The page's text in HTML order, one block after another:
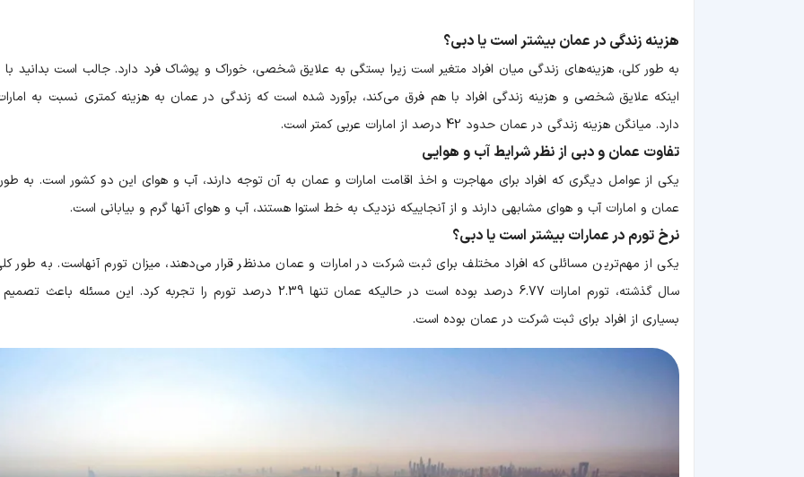
هزینه زندگی در عمان بیشتر است یا دبی؟
به طور کلی، هزینه‌های زندگی میان افراد متغیر است زیرا بستگی به علایق شخصی، خوراک و پوشاک فرد دارد. جالب است بدانید
اینکه علایق شخصی و هزینه زندگی افراد با هم فرق می‌کند، برآورد شده است که زندگی در عمان به هزینه کمتری نسبت به
دارد. میانگن هزینه زندگی در عمان حدود 42 درصد از امارات عربی کمتر است.
تفاوت عمان و دبی از نظر شرایط آب و هوایی
یکی از عوامل دیگری که افراد برای مهاجرت و اخذ اقامت امارات و عمان به آن توجه دارند، آب و هوای این دو کشور است. به
عمان و امارات آب و هوای مشابهی دارند و از آنجاییکه نزدیک به خط استوا هستند، آب و هوای آنها گرم و بیابانی است.
نرخ تورم در عمارات بیشتر است یا دبی؟
یکی از مهم‌ترین مسائلی که افراد مختلف برای ثبت شرکت در امارات و عمان مدنظر قرار می‌دهند، میزان تورم آنهاست. به طور
سال گذشته، تورم امارات 6.77 درصد بوده است در حالیکه عمان تنها 2.39 درصد تورم را تجربه کرد. این مسئله
بسیاری از افراد برای ثبت شرکت در عمان بوده است.